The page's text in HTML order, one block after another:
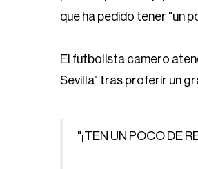
que ha pedido tener "un
El futbolista camero
Sevilla" tras proferir un
"¡TEN UN POCO DE